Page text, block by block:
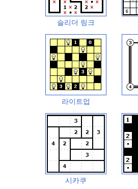
슬리더 링크
라이트업
시카쿠